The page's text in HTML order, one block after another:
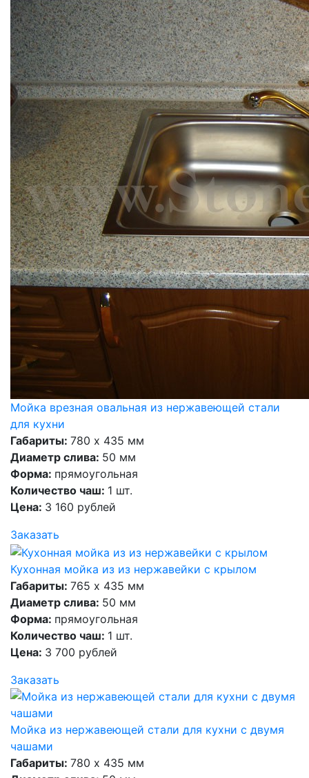
Мойка врезная овальная из нержавеющей стали
для кухни
Габариты: 780 х 435 мм
Диаметр слива: 50 мм
Форма: прямоугольная
Количество чаш: 1 шт.
Цена: 3 160 рублей
Заказать
Кухонная мойка из из нержавейки с крылом
Габариты: 765 х 435 мм
Диаметр слива: 50 мм
Форма: прямоугольная
Количество чаш: 1 шт.
Цена: 3 700 рублей
Заказать
Мойка из нержавеющей стали для кухни с двумя
чашами
Габариты: 780 х 435 мм